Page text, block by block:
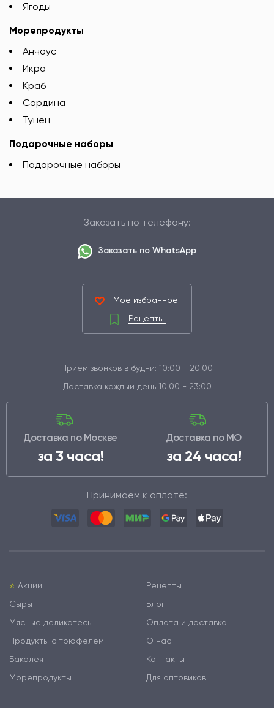
Ягоды
Морепродукты
Анчоус
Икра
Краб
Сардина
Тунец
Подарочные наборы
Подарочные наборы
Заказать по телефону:
Заказать по WhatsApp
Мое избранное:
Рецепты:
Прием звонков в будни: 10:00 - 20:00
Доставка каждый день 10:00 - 23:00
Доставка по Москве
за 3 часа!
Доставка по МО
за 24 часа!
Принимаем к оплате:
⭐️ Акции
Сыры
Мясные деликатесы
Продукты с трюфелем
Бакалея
Морепродукты
Рецепты
Блог
Оплата и доставка
О нас
Контакты
Для оптовиков